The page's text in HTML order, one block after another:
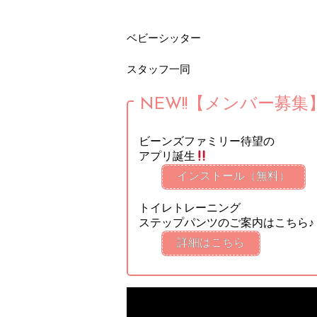
ベビーシッター
スタッフ一同
NEW!!【メンバー募集
ビーンズファミリー待望の
アプリ誕生
インストール（無料）
トイレトレーニング
ステップパンツのご案内はこちら♪
詳細はこちら